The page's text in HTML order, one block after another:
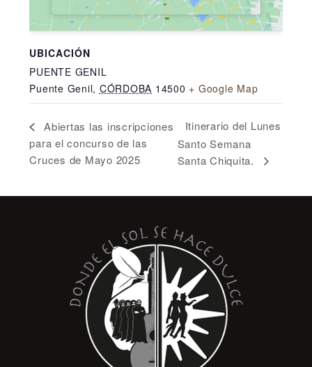
UBICACIÓN
PUENTE GENIL
Puente Genil, CÓRDOBA 14500 + Google Map
Abiertas las inscripciones
para el concurso de las
Cruces de Mayo 2025
Itinerario del Lunes
Santo Semana
Santa Chiquita.